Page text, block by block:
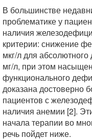
В большинстве
проблематике у
наличия
критерии: снижение
мкг/л для
мг/л, при этом
функционального
доказана достоверно
пациентов с
наличия анемии [2].
начала терапии во
речь пойдет ниже.